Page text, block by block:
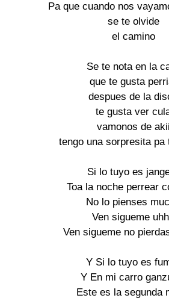
Pa que cuando nos
se te olvide
el camino
Se te nota en la
que te gusta
despues de la
te gusta ver
vamonos de akii
tengo una sorpresita pa
Si lo tuyo es
Toa la noche perrear
No lo pienses
Ven sigueme
Ven sigueme no
Y Si lo tuyo es
Y En mi carro
Este es la segunda